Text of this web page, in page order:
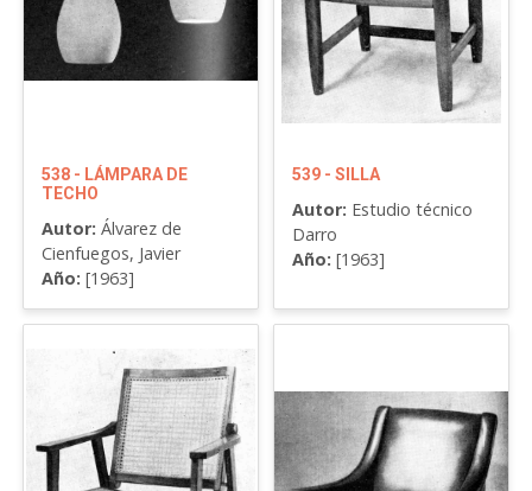
538 - LÁMPARA DE
TECHO
Autor: Álvarez de
Cienfuegos, Javier
Año: [1963]
539 - SILLA
Autor: Estudio técnico
Darro
Año: [1963]